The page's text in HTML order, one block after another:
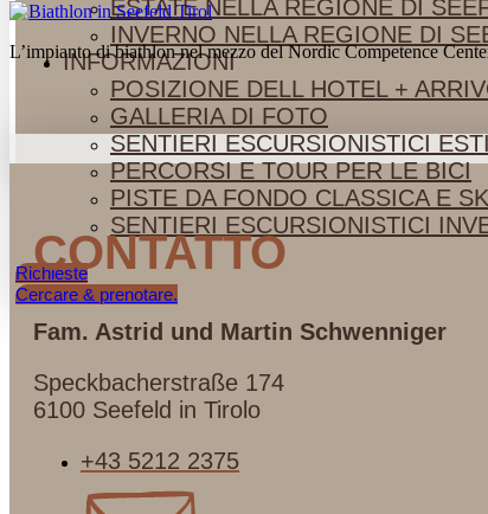
ESTATE NELLA REGIONE DI
INVERNO NELLA REGIONE DI
INFORMAZIONI
POSIZIONE DELL HOTEL +
GALLERIA DI FOTO
SENTIERI ESCURSIONISTICI
PERCORSI E TOUR PER LE BICI
PISTE DA FONDO CLASSICA E
SENTIERI ESCURSIONISTICI
Richieste
Cercare & prenotare.
L’impianto di biathlon nel mezzo del Nordic Competence
CONTATTO
Fam. Astrid und Martin Schwenniger
Speckbacherstraße 174
6100 Seefeld in Tirolo
+43 5212 2375